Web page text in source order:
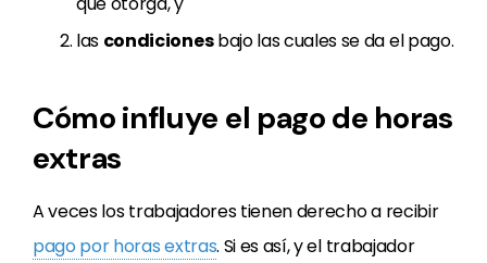
las condicionesbajo las cuales se da el pago.
Cómo influye el pago de horas
extras
A veces los trabajadores tienen derecho a recibir
pago por horas extras. Si es así, y el trabajador